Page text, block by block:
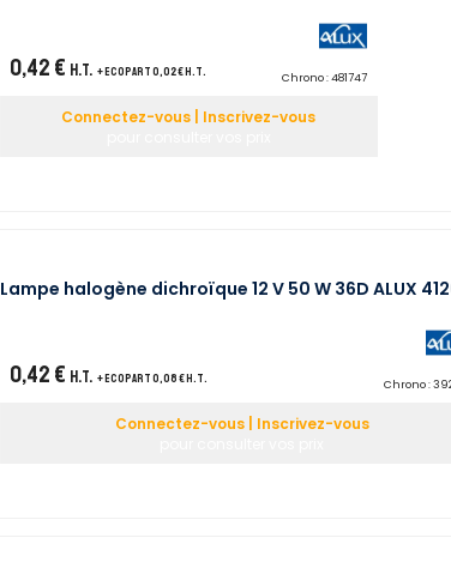
0,42 € H.T. + ecopart 0,02 € H.T. Chrono :481747
Connectez-vous | Inscrivez-vous
Lampe halogène dichroïque 12 V 50 W 36D ALUX
0,42 € H.T. + ecopart 0,08 € H.T. Chrono :
Connectez-vous | Inscrivez-vous